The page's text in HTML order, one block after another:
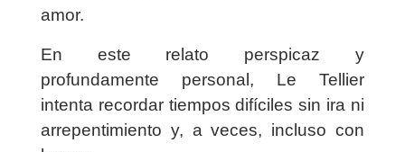
amor.
En este relato perspicaz y
profundamente personal, Le Tellier
intenta recordar tiempos difíciles sin ira ni
arrepentimiento y, a veces, incluso con